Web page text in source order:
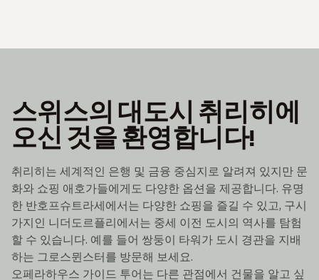
스위스의 대도시 취리히에
오신 것을 환영합니다!
취리히는 세계적인 은행 및 금융 중심지로 알려져 있지만 문
화와 쇼핑 애호가들에게도 다양한 옵션을 제공합니다. 유명
한 반호프슈트라세에서는 다양한 쇼핑을 즐길 수 있고, 구시
가지인 니더도르플리에서는 중세 이전 도시의 역사를 탐험
할 수 있습니다. 예를 들어 쌍둥이 타워가 도시 경관을 지배
하는 그로스뮌스터를 방문해 보세요.
오페라하우스 가이드 투어는 다른 관점에서 건물을 알고 싶